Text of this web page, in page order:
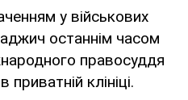
у військових
останнім часом
правосуддя
клініці.